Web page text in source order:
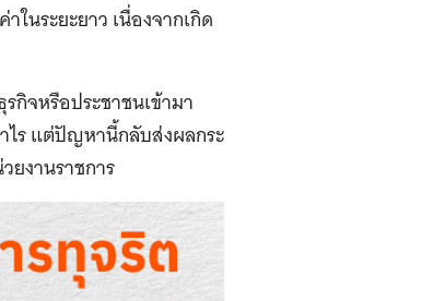
นระยะยาว เนื่องจากเกิด
กิจหรือประชาชนเข้ามา
ไร แต่ปัญหานี้กลับส่งผลกระ
งานราชการ